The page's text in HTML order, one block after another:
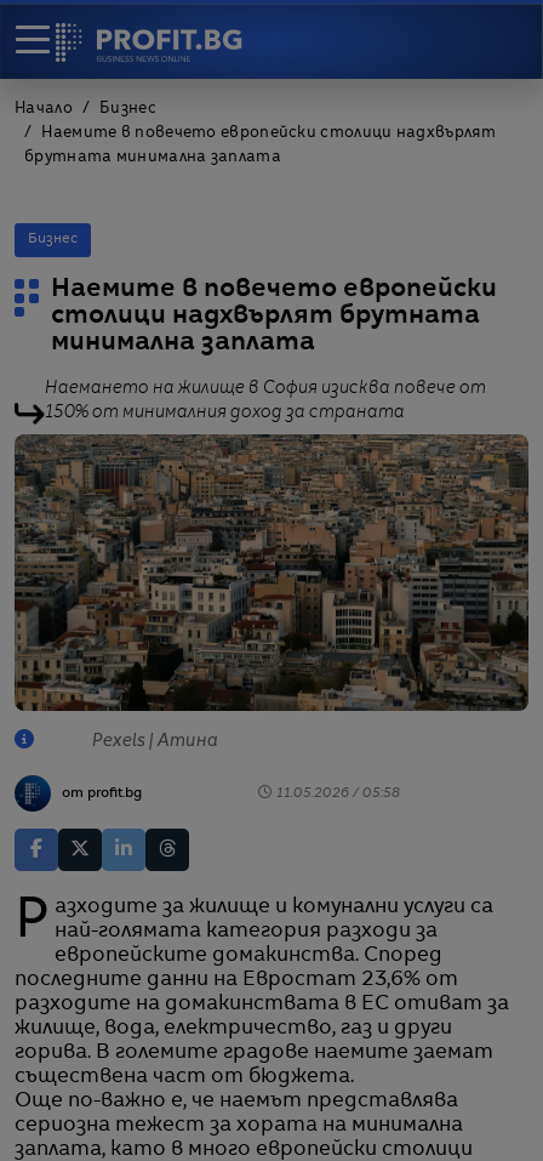
Начало
Бизнес
Наемите в повечето европейски столици надхвърлят
брутната минимална заплата
Бизнес
Наемите в повечето европейски
столици надхвърлят брутната
минимална заплата
Наемането на жилище в София изисква повече от
150% от минималния доход за страната
Pexels | Атина
от profit.bg 11.05.2026 / 05:58
Разходите за жилище и комунални услуги са най-голямата категория разходи за
европейските домакинства. Според
последните данни на Евростат 23,6% от
разходите на домакинствата в ЕС отиват за
жилище, вода, електричество, газ и други
горива. В големите градове наемите заемат
съществена част от бюджета.
Още по-важно е, че наемът представлява
сериозна тежест за хората на минимална
заплата, като в много европейски столици